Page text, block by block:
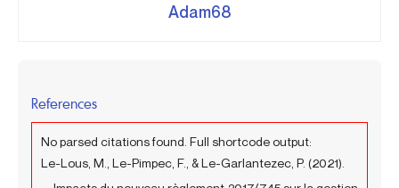
Adam68
References
No parsed citations found. Full shortcode output:
Le-Lous, M., Le-Pimpec, F., & Le-Garlantezec, P. (2021).